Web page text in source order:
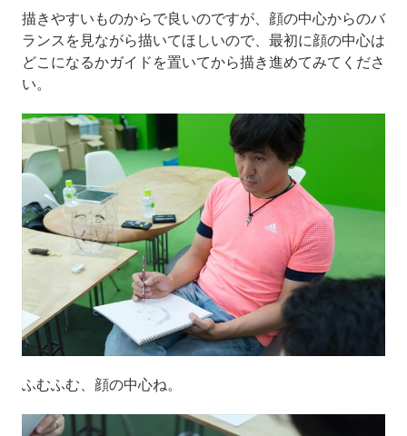
描きやすいものからで良いのですが、顔の中心からのバ
ランスを見ながら描いてほしいので、最初に顔の中心は
どこになるかガイドを置いてから描き進めてみてくださ
い。
ふむふむ、顔の中心ね。